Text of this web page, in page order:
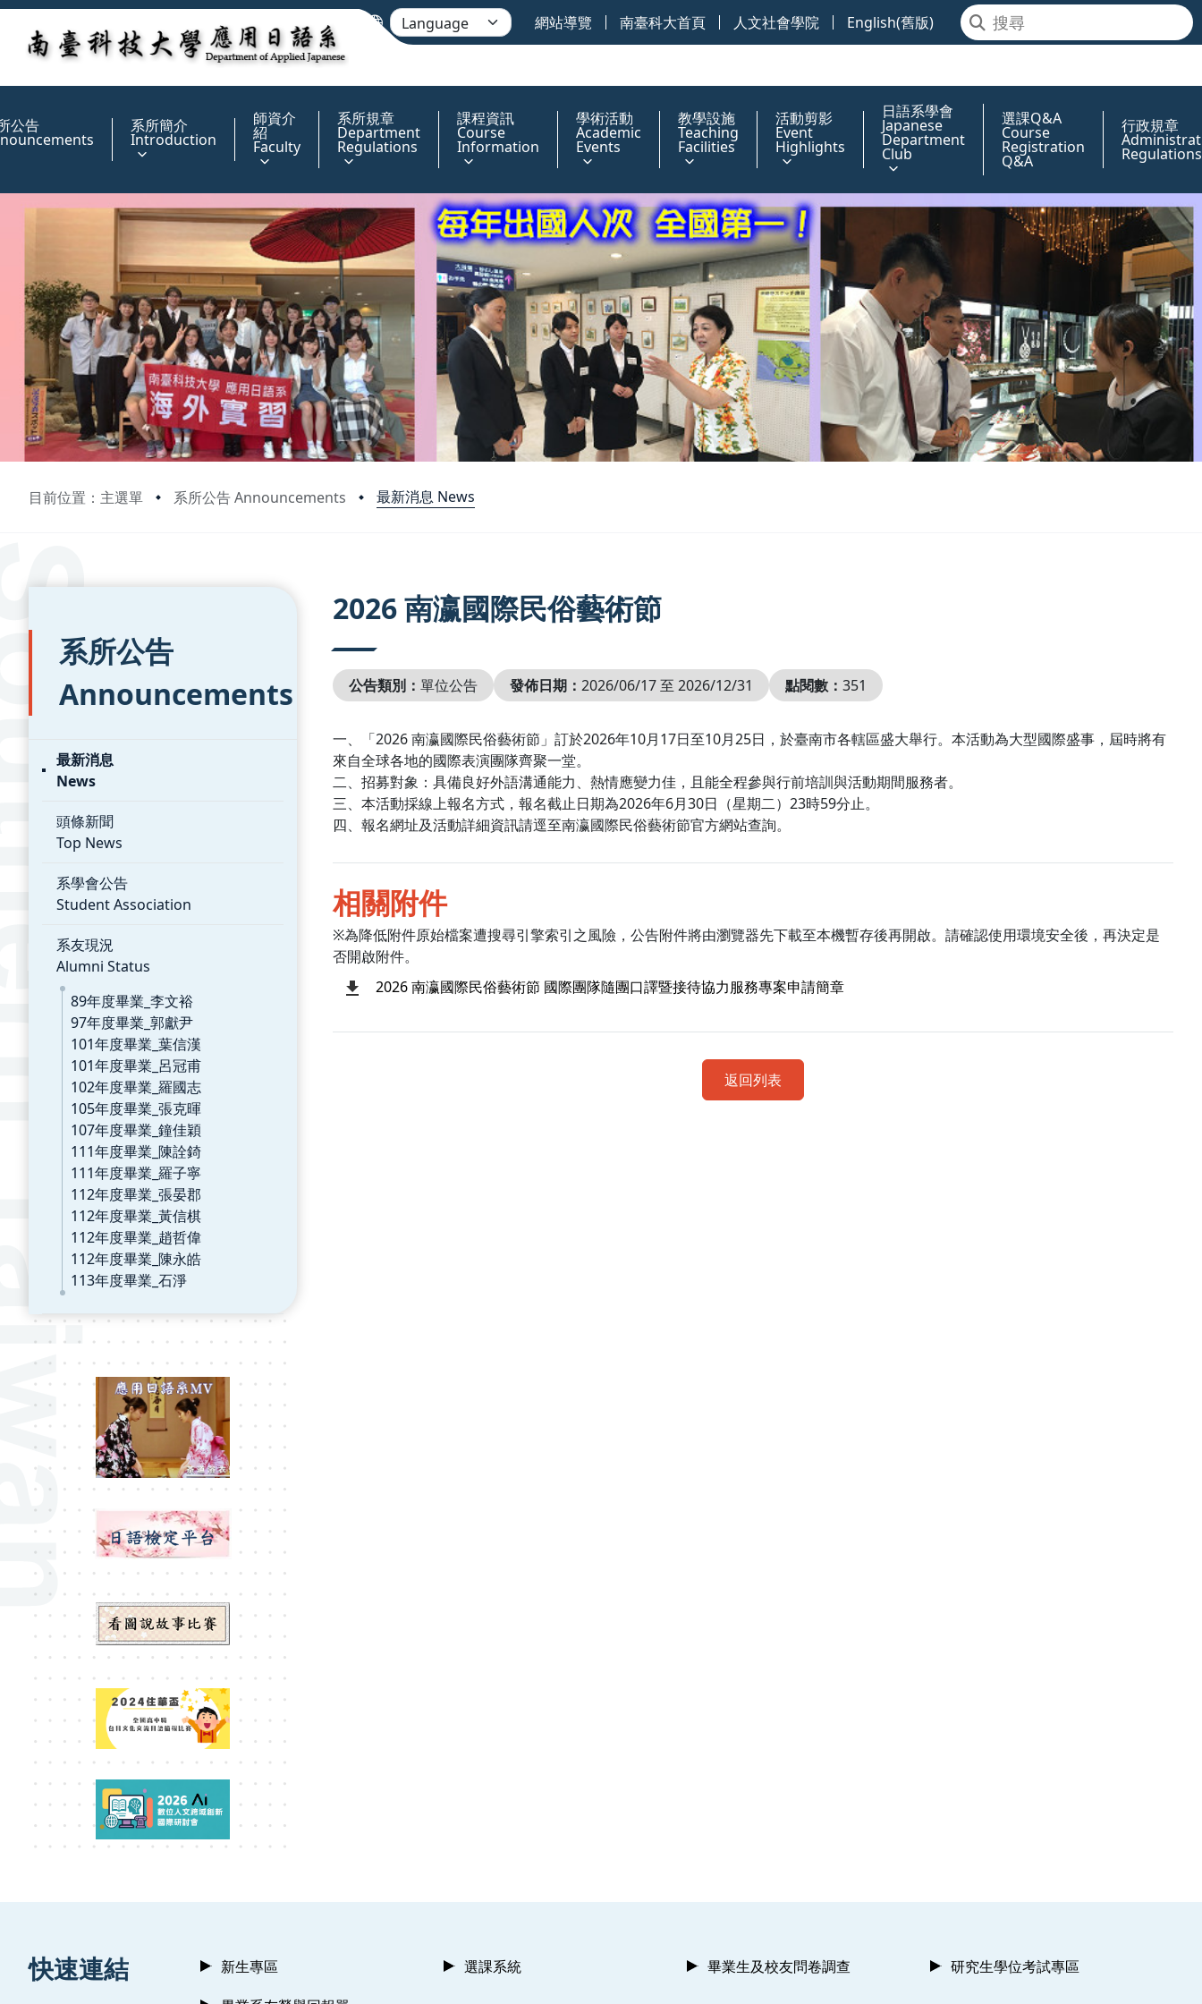
網站導覽 南臺科大首頁 人文社會學院 English(舊版)
公告 系所簡介
Introduction
師資介
紹
Faculty
系所規章
Department
Regulations
課程資訊
Course
Information
學術活動
Academic
Events
教學設施
Teaching
Facilities
活動剪影
Event
Highlights
日語系學會
Japanese
Department
Club
選課Q&A
Course
Registration
Q&A
行政規章
Regulations
目前位置：主選單 系所公告 Announcements 最新消息 News
:::
系所公告
Announcements
最新消息
News
頭條新聞
Top News
系學會公告
Student Association
系友現況
Alumni Status
89年度畢業_李文裕
97年度畢業_郭獻尹
101年度畢業_葉信漢
101年度畢業_呂冠甫
102年度畢業_羅國志
105年度畢業_張克暉
107年度畢業_鐘佳穎
111年度畢業_陳詮錡
111年度畢業_羅子寧
112年度畢業_張晏郡
112年度畢業_黃信棋
112年度畢業_趙哲偉
112年度畢業_陳永皓
113年度畢業_石淨
2026 南瀛國際民俗藝術節
公告類別： 單位公告 發佈日期： 2026/06/17 至 2026/12/31 點閱數： 351
一、「2026 南瀛國際民俗藝術節」訂於2026年10月17日至10月25日，於臺南市各轄區盛大舉行。本活動為大型國際盛事，屆時將有
來自全球各地的國際表演團隊齊聚一堂。
二、招募對象：具備良好外語溝通能力、熱情應變力佳，且能全程參與行前培訓與活動期間服務者。
三、本活動採線上報名方式，報名截止日期為2026年6月30日（星期二）23時59分止。
四、報名網址及活動詳細資訊請逕至南瀛國際民俗藝術節官方網站查詢。
相關附件
※為降低附件原始檔案遭搜尋引擎索引之風險，公告附件將由瀏覽器先下載至本機暫存後再開啟。請確認使用環境安全後，再決定是
否開啟附件。
2026 南瀛國際民俗藝術節 國際團隊隨團口譯暨接待協力服務專案申請簡章
返回列表
快速連結 新生專區 選課系統 畢業生及校友問卷調查
研究生學位考試專區